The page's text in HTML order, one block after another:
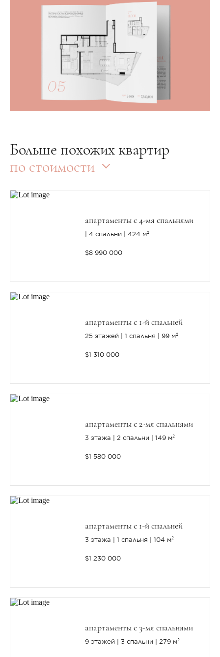
Больше похожих квартир
по стоимости
апартаменты с 4-мя спальнями
4 спальни 424 м²
$8 990 000
апартаменты с 1-й спальней
25 этажей 1 спальня 99 м²
$1 310 000
апартаменты с 2-мя спальнями
3 этажа 2 спальни 149 м²
$1 580 000
апартаменты с 1-й спальней
3 этажа 1 спальня 104 м²
$1 230 000
апартаменты с 3-мя спальнями
9 этажей 3 спальни 279 м²